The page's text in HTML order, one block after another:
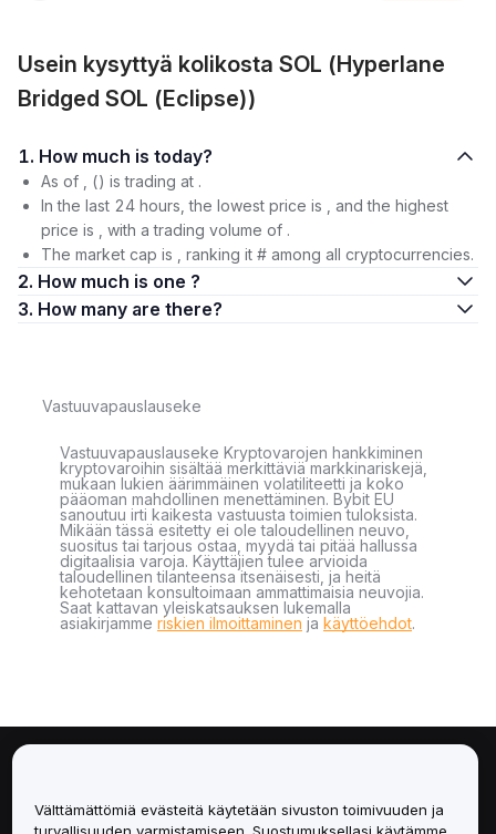
Usein kysyttyä kolikosta SOL (Hyperlane
Bridged SOL (Eclipse))
1. How much is today?
As of , () is trading at .
In the last 24 hours, the lowest price is , and the highest
price is , with a trading volume of .
The market cap is , ranking it # among all cryptocurrencies.
2. How much is one ?
3. How many are there?
Vastuuvapauslauseke
Vastuuvapauslauseke Kryptovarojen hankkiminen
kryptovaroihin sisältää merkittäviä markkinariskejä,
mukaan lukien äärimmäinen volatiliteetti ja koko
pääoman mahdollinen menettäminen. Bybit EU
sanoutuu irti kaikesta vastuusta toimien tuloksista.
Mikään tässä esitetty ei ole taloudellinen neuvo,
suositus tai tarjous ostaa, myydä tai pitää hallussa
digitaalisia varoja. Käyttäjien tulee arvioida
taloudellinen tilanteensa itsenäisesti, ja heitä
kehotetaan konsultoimaan ammattimaisia neuvojia.
Saat kattavan yleiskatsauksen lukemalla
asiakirjamme riskien ilmoittaminen ja käyttöehdot.
Välttämättömiä evästeitä käytetään sivuston toimivuuden ja